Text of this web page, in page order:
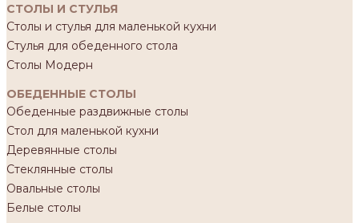
СТОЛЫ И СТУЛЬЯ
Столы и стулья для маленькой кухни
Стулья для обеденного стола
Столы Модерн
ОБЕДЕННЫЕ СТОЛЫ
Обеденные раздвижные столы
Стол для маленькой кухни
Деревянные столы
Стеклянные столы
Овальные столы
Белые столы